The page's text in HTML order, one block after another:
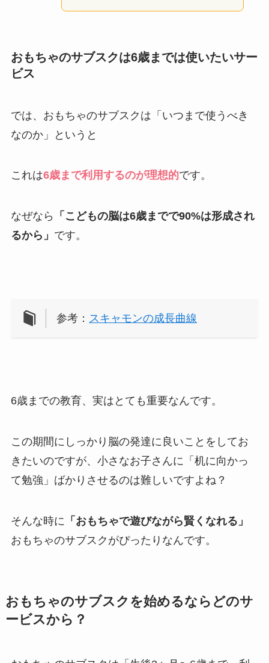
おもちゃのサブスクは6歳までは使いたいサー
ビス
では、おもちゃのサブスクは「いつまで使うべき
なのか」というと
これは6歳まで利用するのが理想的です。
なぜなら
「こどもの脳は6歳までで90%は形成され
るから」 です。
参考： スキャモンの成長曲線
6歳までの教育、実はとても重要なんです。
この期間にしっかり脳の発達に良いことをしてお
きたいのですが、小さなお子さんに「机に向かっ
て勉強」ばかりさせるのは難しいですよね？
そんな時に 「おもちゃで遊びながら賢くなれる」
おもちゃのサブスクがぴったりなんです。
おもちゃのサブスクを始めるならどのサ
ービスから？